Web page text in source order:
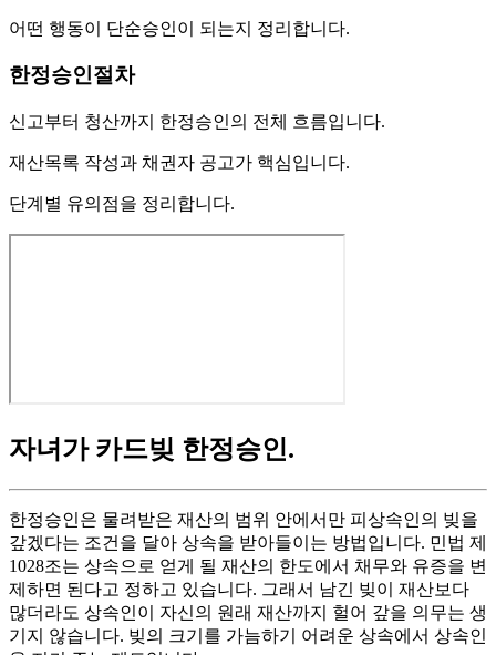
어떤 행동이 단순승인이 되는지 정리합니다.
한정승인절차
신고부터 청산까지 한정승인의 전체 흐름입니다.
재산목록 작성과 채권자 공고가 핵심입니다.
단계별 유의점을 정리합니다.
자녀가 카드빚 한정승인.
한정승인은 물려받은 재산의 범위 안에서만 피상속인의 빚을
갚겠다는 조건을 달아 상속을 받아들이는 방법입니다. 민법 제
1028조는 상속으로 얻게 될 재산의 한도에서 채무와 유증을 변
제하면 된다고 정하고 있습니다. 그래서 남긴 빚이 재산보다
많더라도 상속인이 자신의 원래 재산까지 헐어 갚을 의무는 생
기지 않습니다. 빚의 크기를 가늠하기 어려운 상속에서 상속인